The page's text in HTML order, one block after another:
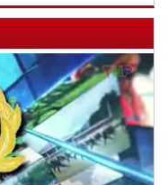
XII,
1948.